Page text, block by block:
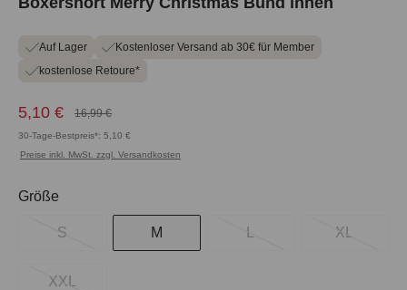
Auf Lager
Kostenloser Versand ab 30€ für Member
kostenlose Retoure*
5,10 € 16,99 €
30-Tage-Bestpreis*: 5,10 €
Preise inkl. MwSt. zzgl. Versandkosten
Größe
S M XL
XXL